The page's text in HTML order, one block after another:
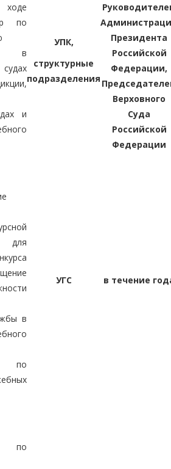
по
в
и
УПК,
структурные
подразделения
Президента
Российской
Федерации,
Верховного
Суда
Российской
Федерации
в
по
УГС в течение
по